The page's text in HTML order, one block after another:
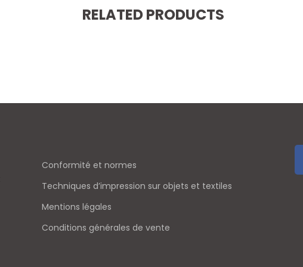
RELATED PRODUCTS
Conformité et normes
Techniques d’impression sur objets et textiles
Mentions légales
Conditions générales de vente